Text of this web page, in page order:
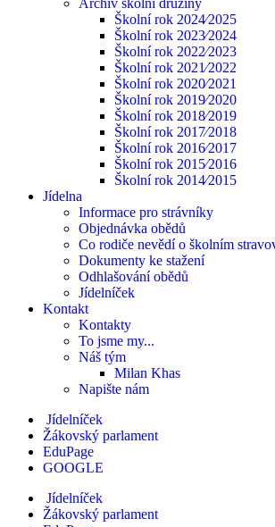
Archiv školní družiny
Školní rok 2024⁄2025
Školní rok 2023⁄2024
Školní rok 2022⁄2023
Školní rok 2021⁄2022
Školní rok 2020⁄2021
Školní rok 2019⁄2020
Školní rok 2018⁄2019
Školní rok 2017⁄2018
Školní rok 2016⁄2017
Školní rok 2015⁄2016
Školní rok 2014⁄2015
Jídelna
Informace pro strávníky
Objednávka obědů
Co rodiče nevědí o školním
Dokumenty ke stažení
Odhlašování obědů
Jídelníček
Kontakt
Kontakty
To jsme my...
Náš tým
Milan Khas
Napište nám
Jídelníček
Žákovský parlament
EduPage
GOOGLE
Jídelníček
Žákovský parlament